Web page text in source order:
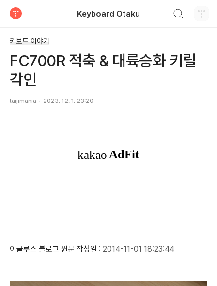
Keyboard Otaku
키보드 이야기
FC700R 적축 & 대륙승화 키릴
각인
taijimania 2023. 12. 1. 23:20
이글루스 블로그 원문 작성일 : 2014-11-01 18:23:44